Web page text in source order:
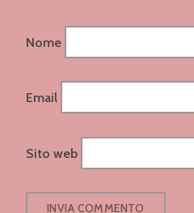
Nome
Email
Sito web